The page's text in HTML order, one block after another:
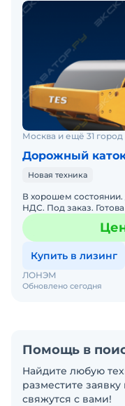
Москва и ещё 31 город
Дорожный каток
Новая техника
В хорошем состоянии.
НДС. Под заказ. Готова
месяцев. Сервисная
Купить в лизинг
Обновлено сегодня
ЛОНЭМ
Помощь в
Найдите любую
разместите
свяжутся с вами!